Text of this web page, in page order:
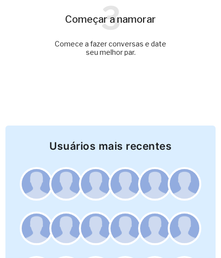
Começar a namorar
3
Comece a fazer conversas e date
seu melhor par.
Usuários mais recentes